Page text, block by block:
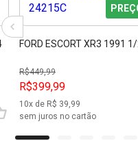
FORD ESCORT XR3 1991
R$449,99
R$399,99
10x de R$ 39,99
sem juros no cartão